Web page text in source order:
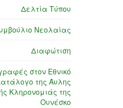
Δελτία Τύπου
Νεολαίας
Διαφώτιση
στον Εθνικό
της Άυλης
Κληρονομιάς της
Ουνέσκο